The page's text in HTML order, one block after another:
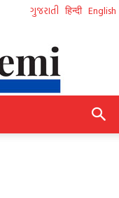
ગુજરાતી हिन्दी English